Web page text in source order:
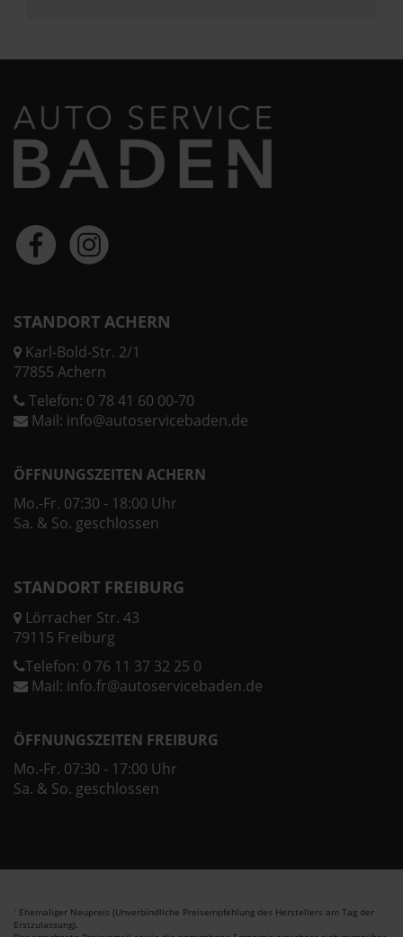
STANDORT ACHERN
Karl-Bold-Str. 2/1
77855 Achern
Telefon: 0 78 41 60 00-70
Mail: info@autoservicebaden.de
ÖFFNUNGSZEITEN ACHERN
Mo.-Fr. 07:30 - 18:00 Uhr
Sa. & So. geschlossen
STANDORT FREIBURG
Lörracher Str. 43
79115 Freiburg
Telefon: 0 76 11 37 32 25 0
Mail: info.fr@autoservicebaden.de
ÖFFNUNGSZEITEN FREIBURG
Mo.-Fr. 07:30 - 17:00 Uhr
Sa. & So. geschlossen
1 Ehemaliger Neupreis (Unverbindliche Preisempfehlung des Herstellers am Tag der
Erstzulassung).